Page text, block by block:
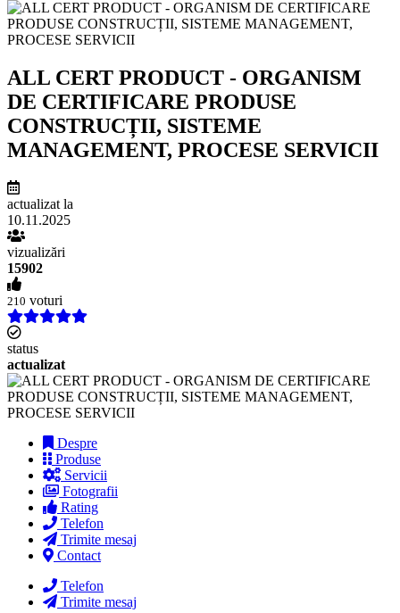
ALL CERT PRODUCT - ORGANISM
DE CERTIFICARE PRODUSE
CONSTRUCȚII, SISTEME
MANAGEMENT, PROCESE SERVICII
actualizat la
10.11.2025
vizualizări
15902
210 voturi
status
actualizat
Despre
Produse
Servicii
Fotografii
Rating
Telefon
Trimite mesaj
Contact
Telefon
Trimite mesaj